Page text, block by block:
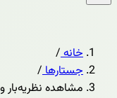
خانه/
جستارها/
مشاهده